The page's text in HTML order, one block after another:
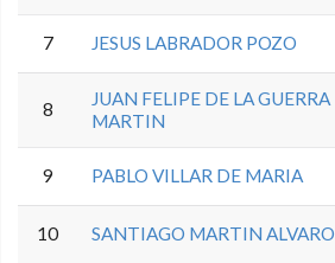
7 JESUS LABRADOR POZO
8
JUAN FELIPE DE LA GUERRA
MARTIN
9 PABLO VILLAR DE MARIA
10 SANTIAGO MARTIN ALVARO